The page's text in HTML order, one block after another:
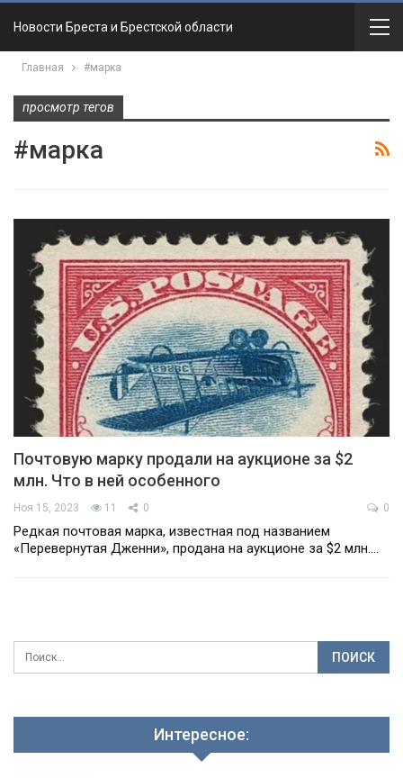
Новости Бреста и Брестской области
Главная #марка
просмотр тегов
#марка
Почтовую марку продали на аукционе за $2
млн. Что в ней особенного
Ноя 15, 2023 11 0 0
Редкая почтовая марка, известная под названием
«Перевернутая Дженни», продана на аукционе за $2 млн.…
Интересное: